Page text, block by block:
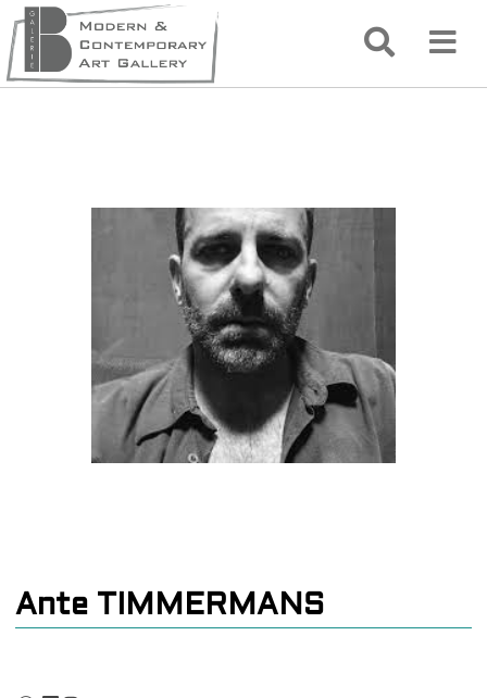
Ante TIMMERMANS